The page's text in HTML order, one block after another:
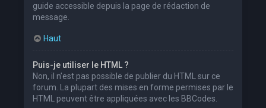
guide accessible depuis la page de rédaction de
message.
Haut
Puis-je utiliser le HTML ?
Non, il n’est pas possible de publier du HTML sur ce
forum. La plupart des mises en forme permises par le
HTML peuvent être appliquées avec les BBCodes.